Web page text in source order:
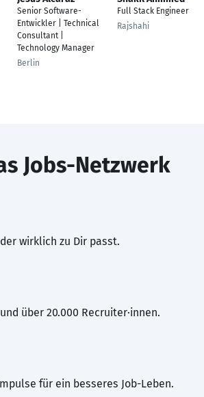
Senior Software-
Entwickler | Technical
Consultant |
Technology Manager
Berlin
Full Stack Engineer
Rajshahi
Jobs-Netzwerk
wirklich zu Dir passt.
über 20.000 Recruiter·innen.
für ein besseres Job-Leben.